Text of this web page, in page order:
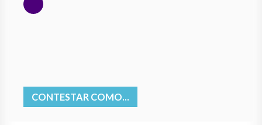
CONTESTAR COMO...